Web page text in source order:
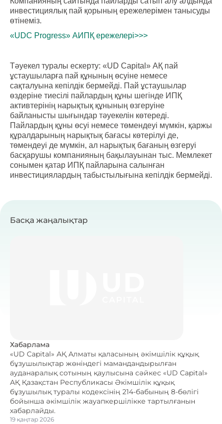
инвестициялық пай қорының ережелерімен танысуды
өтінеміз.
«UDC Progress» АИПҚ ережелері>>>
Тәуекел туралы ескерту: «UD Capital» АҚ пай
ұстаушыларға пай құнының өсуіне немесе
сақталуына кепілдік бермейді. Пай ұстаушылар
өздеріне тиесілі пайлардың құны шегінде ИПҚ
активтерінің нарықтық құнының өзгеруіне
байланысты шығындар тәуекелін көтереді.
Пайлардың құны өсуі немесе төмендеуі мүмкін, қаржы
құралдарының нарықтық бағасы көтерілуі де,
төмендеуі де мүмкін, ал нарықтық бағаның өзгеруі
басқарушы компанияның бақылауынан тыс. Мемлекет
сонымен қатар ИПҚ пайларына салынған
инвестициялардың табыстылығына кепілдік бермейді.
Басқа жаңалықтар
Хабарлама
«UD Capital» АҚ Алматы қаласының әкімшілік құқық
бұзушылықтар жөніндегі мамандандырылған
ауданаралық сотының қаулысына сәйкес «UD Capital»
АҚ Қазақстан Республикасы Әкімшілік құқық
бұзушылық туралы кодексінің 214-бабының 8-бөлігі
бойынша әкімшілік жауапкершілікке тартылғанын
хабарлайды.
19 қаңтар 2026